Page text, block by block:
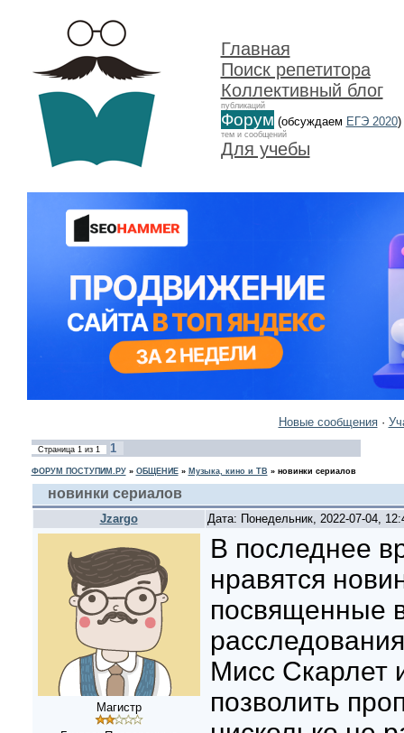
Главная
Поиск репетитора
Коллективный блог
публикаций
Форум (обсуждаем ЕГЭ 2020)
тем и сообщений
Для учебы
Новые сообщения·
Страница 1из 1 1
ФОРУМ ПОСТУПИМ.РУ» ОБЩЕНИЕ» Музыка, кино и ТВ » новинки сериалов
новинки сериалов
Jzargo Дата: Понедельник, 2022-07-04,
Магистр
В последнее
нравятся
посвященные
Мисс Скарлет
позволить